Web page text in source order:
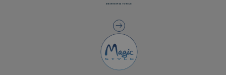
Pour les séjours de 4 à 7 nuits, 2 visites sont incluses (sous réserve de
Pour les séjours de 8 nuits ou plus, comprend 3 visites (sous réserve de